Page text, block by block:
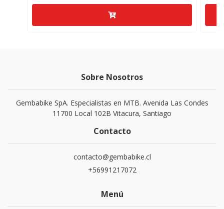
Sobre Nosotros
Gembabike SpA. Especialistas en MTB. Avenida Las Condes
11700 Local 102B Vitacura, Santiago
Contacto
contacto@gembabike.cl
+56991217072
Menú